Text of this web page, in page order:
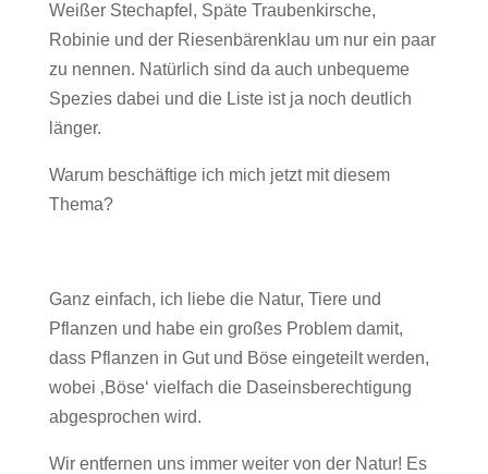
Weißer Stechapfel, Späte Traubenkirsche,
Robinie und der Riesenbärenklau um nur ein paar
zu nennen. Natürlich sind da auch unbequeme
Spezies dabei und die Liste ist ja noch deutlich
länger.
Warum beschäftige ich mich jetzt mit diesem
Thema?
Ganz einfach, ich liebe die Natur, Tiere und
Pflanzen und habe ein großes Problem damit,
dass Pflanzen in Gut und Böse eingeteilt werden,
wobei ‚Böse‘ vielfach die Daseinsberechtigung
abgesprochen wird.
Wir entfernen uns immer weiter von der Natur! Es